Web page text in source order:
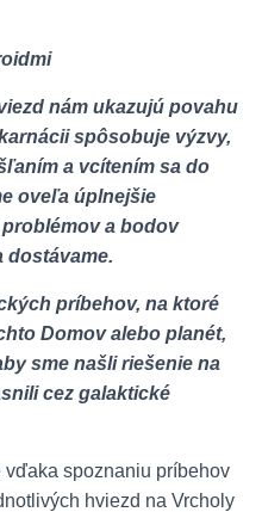
nám ukazujú povahu
spôsobuje výzvy,
a vcítením sa do
oveľa úplnejšie
a bodov
dostávame.
príbehov, na ktoré
Domov alebo planét,
sme našli riešenie na
cez galaktické
vďaka spoznaniu príbehov
hviezd na Vrcholy